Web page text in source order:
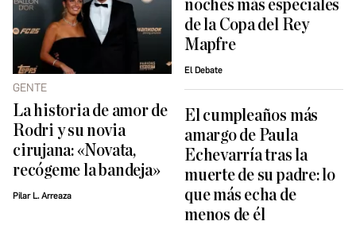
GENTE
La historia de amor de
Rodri y su novia
cirujana: «Novata,
recógeme la bandeja»
Pilar L. Arreaza
noches más especiales
de la Copa del Rey
Mapfre
El Debate
El cumpleaños más
amargo de Paula
Echevarría tras la
muerte de su padre: lo
que más echa de
menos de él